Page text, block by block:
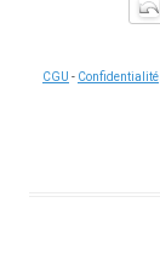
CGU - Confidentialité